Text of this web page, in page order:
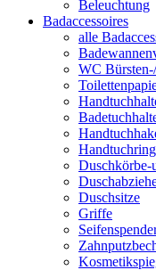
Beleuchtung
Badaccessoires
alle
WC
Duschkörbe-
Duschsitze
Griffe